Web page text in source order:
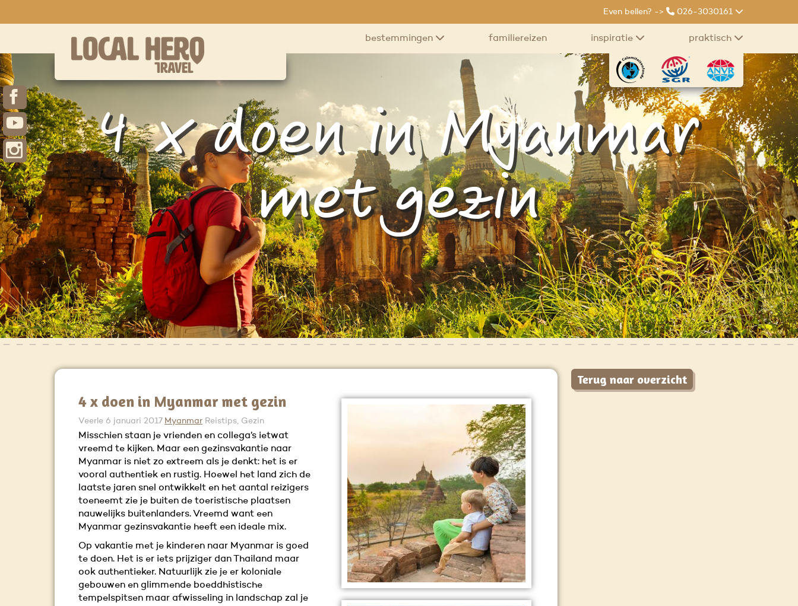
Even bellen? -> 026-3030161
bestemmingen familiereizen inspiratie praktisch
4 x doen in Myanmar
met gezin
4 x doen in Myanmar met gezin
Veerle 6 januari 2017 Myanmar Reistips, Gezin
Misschien staan je vrienden en collega’s ietwat
vreemd te kijken. Maar een gezinsvakantie naar
Myanmar is niet zo extreem als je denkt: het is er
vooral authentiek en rustig. Hoewel het land zich de
laatste jaren snel ontwikkelt en het aantal reizigers
toeneemt zie je buiten de toeristische plaatsen
nauwelijks buitenlanders. Vreemd want een
Myanmar gezinsvakantie heeft een ideale mix.
Op vakantie met je kinderen naar Myanmar is goed
te doen. Het is er iets prijziger dan Thailand maar
ook authentieker. Natuurlijk zie je er koloniale
gebouwen en glimmende boeddhistische
tempelspitsen maar afwisseling in landschap zal je
Terug naar overzicht